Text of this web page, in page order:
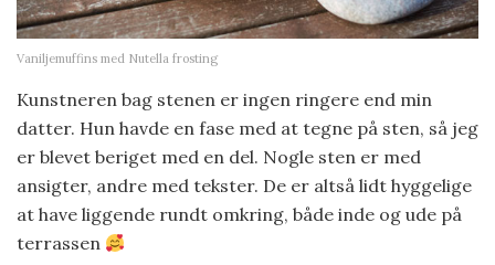
Vaniljemuffins med Nutella frosting
Kunstneren bag stenen er ingen ringere end min
datter. Hun havde en fase med at tegne på sten, så jeg
er blevet beriget med en del. Nogle sten er med
ansigter, andre med tekster. De er altså lidt hyggelige
at have liggende rundt omkring, både inde og ude på
terrassen